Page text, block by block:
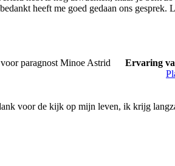
heeft me goed gedaan ons gesprek.
Ervaring
voor de kijk op mijn leven, ik krijg